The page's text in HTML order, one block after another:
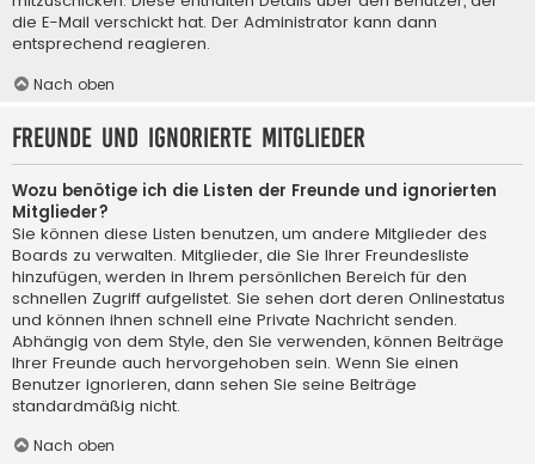
die E-Mail verschickt hat. Der Administrator kann dann
entsprechend reagieren.
Nach oben
Freunde und ignorierte Mitglieder
Wozu benötige ich die Listen der Freunde und ignorierten
Mitglieder?
Sie können diese Listen benutzen, um andere Mitglieder des
Boards zu verwalten. Mitglieder, die Sie Ihrer Freundesliste
hinzufügen, werden in Ihrem persönlichen Bereich für den
schnellen Zugriff aufgelistet. Sie sehen dort deren Onlinestatus
und können ihnen schnell eine Private Nachricht senden.
Abhängig von dem Style, den Sie verwenden, können Beiträge
Ihrer Freunde auch hervorgehoben sein. Wenn Sie einen
Benutzer ignorieren, dann sehen Sie seine Beiträge
standardmäßig nicht.
Nach oben